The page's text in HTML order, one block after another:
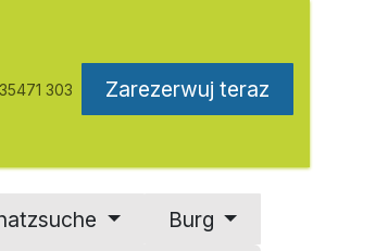
303 Zarezerwuj teraz
Burg